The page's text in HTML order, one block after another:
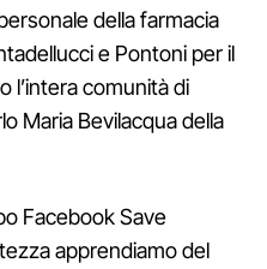
della farmacia
e Pontoni per il
l’intera comunità di
Maria Bevilacqua della
Facebook Save
apprendiamo del